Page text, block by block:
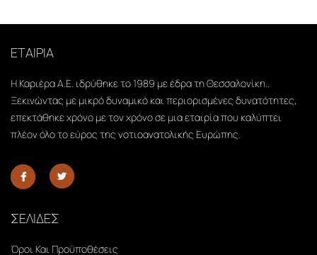
ΕΤΑΙΡΙΑ
Η Καριέρα Α.Ε. ιδρύθηκε το 1989 με έδρα τη Θεσσαλονίκη..
Ξεκινώντας με μικρό δυναμικό και περιορισμένες δυνατότητες,
επεκτάθηκε χρόνο με τον χρόνο σε μια εταιρία που καλύπτει
πλέον όλο το εύρος της νοτιοανατολικής Ευρώπης.
ΣΕΛΙΔΕΣ
Όροι Και Προϋποθέσεις